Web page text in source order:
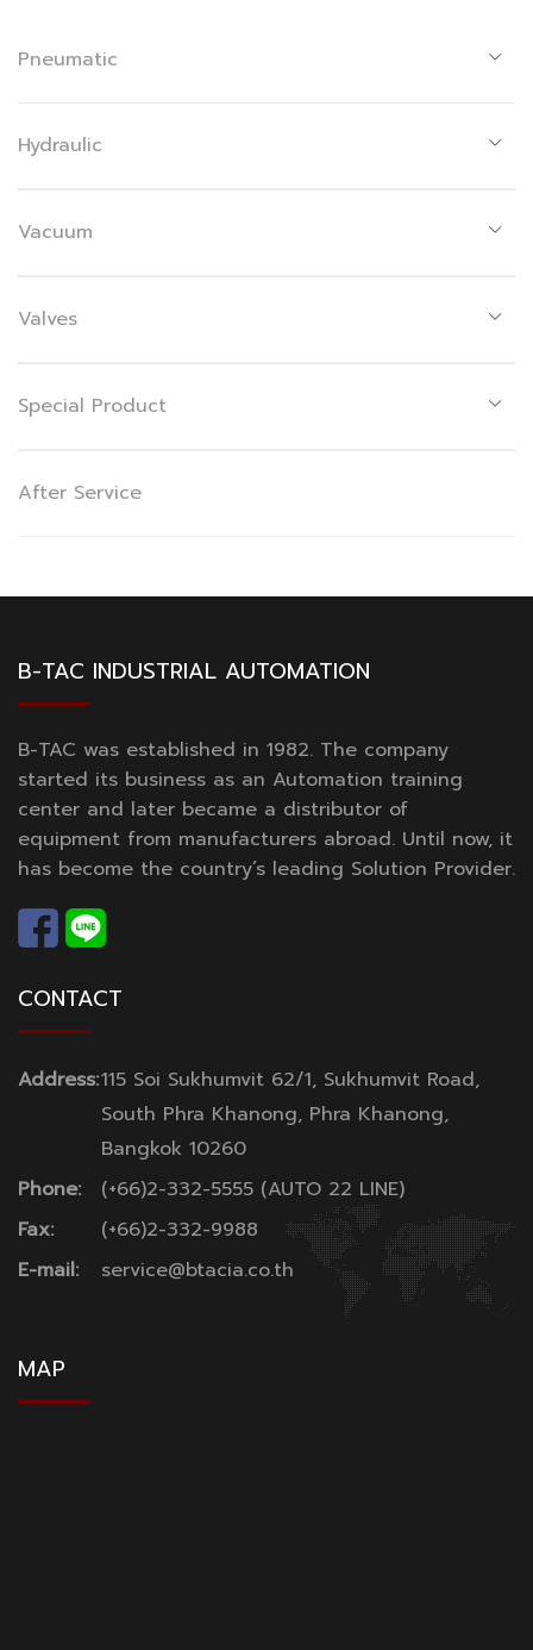
Pneumatic
Hydraulic
Vacuum
Valves
Special Product
After Service
B-TAC INDUSTRIAL AUTOMATION
B-TAC was established in 1982. The company
started its business as an Automation training
center and later became a distributor of
equipment from manufacturers abroad. Until now, it
has become the country’s leading Solution Provider.
CONTACT
Address:115 Soi Sukhumvit 62/1, Sukhumvit Road,
South Phra Khanong, Phra Khanong,
Bangkok 10260
Phone:
(+66)2-332-5555 (AUTO 22 LINE)
Fax:
(+66)2-332-9988
E-mail:
service@btacia.co.th
MAP